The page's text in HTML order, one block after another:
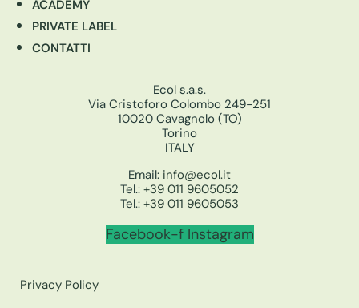
ACADEMY
PRIVATE LABEL
CONTATTI
Ecol s.a.s.
Via Cristoforo Colombo 249-251
10020 Cavagnolo (TO)
Torino
ITALY
Email: info@ecol.it
Tel.: +39 011 9605052
Tel.: +39 011 9605053
Facebook-f Instagram
Privacy Policy